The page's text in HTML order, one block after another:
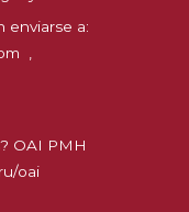
enviarse a:
OAI PMH
oai